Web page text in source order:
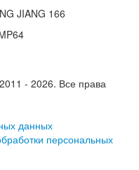
JIANG 166
- 2026. Все права
данных
персональных